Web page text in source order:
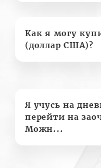
Как я могу
(доллар США)?
Я учусь на
перейти на
Можн...